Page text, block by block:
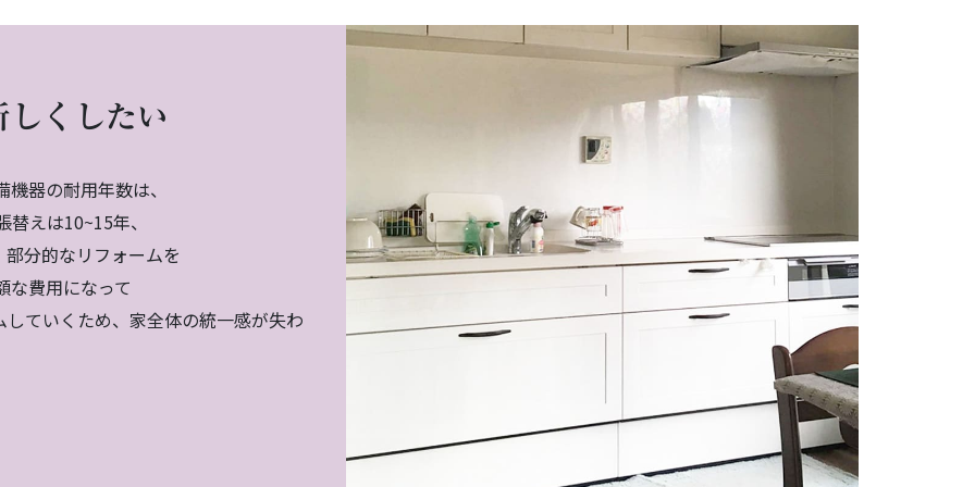
くしたい
器の耐用年数は、
えは10~15年、
分的なリフォームを
な費用になって
ていくため、家全体の統一感が失わ